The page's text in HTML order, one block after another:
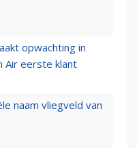
opwachting in
Air eerste klant
naam vliegveld van